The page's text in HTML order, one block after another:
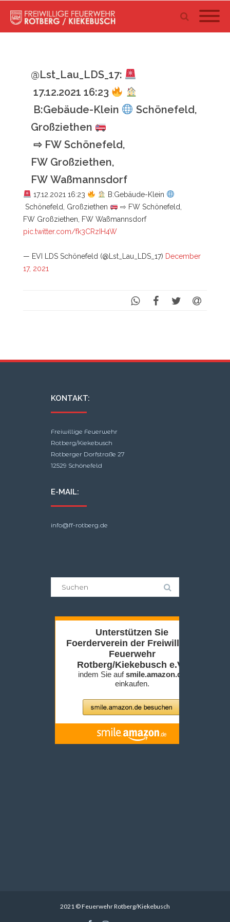
@Lst_Lau_LDS_17:
17.12.2021 16:23
B:Gebäude-Klein
Schönefeld,
Großziethen
⇨ FW Schönefeld,
FW Großziethen,
FW Waßmannsdorf
17.12.2021 16:23
B:Gebäude-Klein
Schönefeld, Großziethen
⇨ FW Schönefeld,
FW Großziethen, FW Waßmannsdorf
pic.twitter.com/fk3CRzIH4W
— EVI LDS Schönefeld (@Lst_Lau_LDS_17) December
17, 2021
KONTAKT:
Freiwillige Feuerwehr
Rotberg/Kiekebusch
Rotberger Dorfstraße 27
12529 Schönefeld
E-MAIL:
info@ff-rotberg.de
2021 © Feuerwehr Rotberg/Kiekebusch